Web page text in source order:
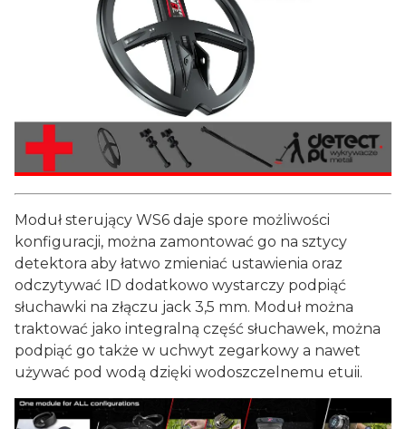
Moduł sterujący WS6 daje spore możliwości
konfiguracji, można zamontować go na sztycy
detektora aby łatwo zmieniać ustawienia oraz
odczytywać ID dodatkowo wystarczy podpiąć
słuchawki na złączu jack 3,5 mm. Moduł można
traktować jako integralną część słuchawek, można
podpiąć go także w uchwyt zegarkowy a nawet
używać pod wodą dzięki wodoszczelnemu etuii.